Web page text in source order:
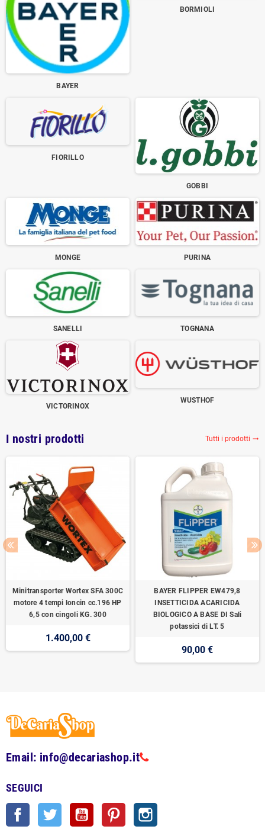
BAYER
BORMIOLI
FIORILLO
GOBBI
MONGE PURINA
SANELLI TOGNANA
VICTORINOX
WUSTHOF
I nostri prodotti Tutti i prodotti trending_flat
Minitransporter Wortex SFA 300C
motore 4 tempi loncin cc.196 HP
6,5 con cingoli KG. 300
1.400,00 €
BAYER FLIPPER EW479,8
INSETTICIDA ACARICIDA
BIOLOGICO A BASE DI Sali
potassici di LT. 5
90,00 €
Email: info@decariashop.it
SEGUICI
Facebook Twitter YouTube Pinterest